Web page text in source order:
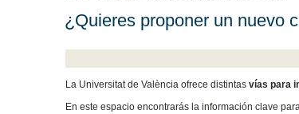
¿Quieres proponer un nuevo
La Universitat de València ofrece distintasvías para
En este espacio encontrarás la información clave